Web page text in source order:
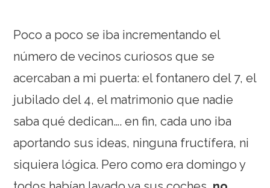
Poco a poco se iba incrementando el
número de vecinos curiosos que se
acercaban a mi puerta: el fontanero del 7, el
jubilado del 4, el matrimonio que nadie
saba qué dedican…. en fin, cada uno iba
aportando sus ideas, ninguna fructífera, ni
siquiera lógica. Pero como era domingo y